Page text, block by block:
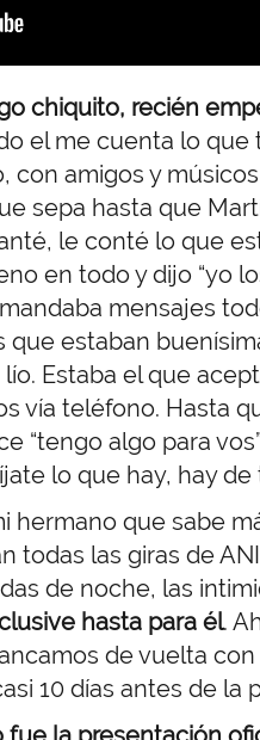
chiquito, recién
el me cuenta lo
con amigos y
sepa hasta que
le conté lo que
en todo y dijo “yo
mensajes
que estaban
lío. Estaba el que
vía teléfono. Hasta
“tengo algo para
lo que hay, hay
hermano que sabe
todas las giras de
de noche, las
hasta para él.
de vuelta
10 días antes de la